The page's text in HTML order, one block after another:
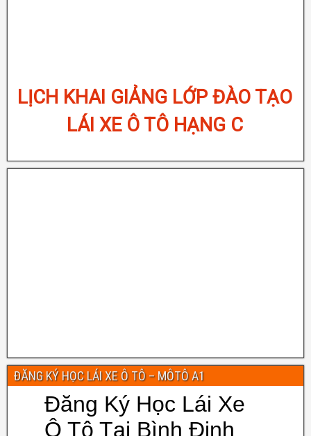
LỚP ĐÀO TẠO
TÔ HẠNG C
LỊCH KHAI
ĐĂNG KÝ HỌC LÁI XE Ô TÔ – MÔTÔ A1